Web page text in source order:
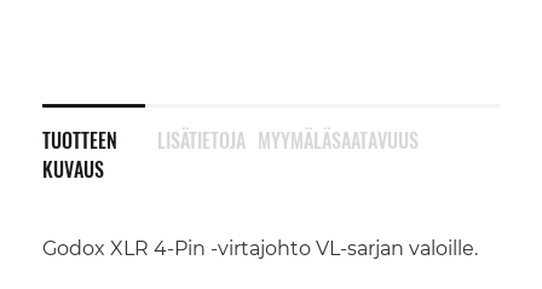
TUOTTEEN
KUVAUS
Godox XLR 4-Pin -virtajohto VL-sarjan valoille.
LISÄTIETOJA MYYMÄLÄSAATAVUUS